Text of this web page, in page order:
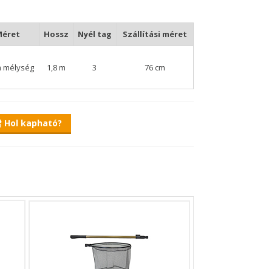
XTractor Recon botokhoz is elérhetővé
garantálják, a maximális
Hossz Nyél tag Szállítási méret
mélység 1,8 m 3 76 cm
Hol kapható?